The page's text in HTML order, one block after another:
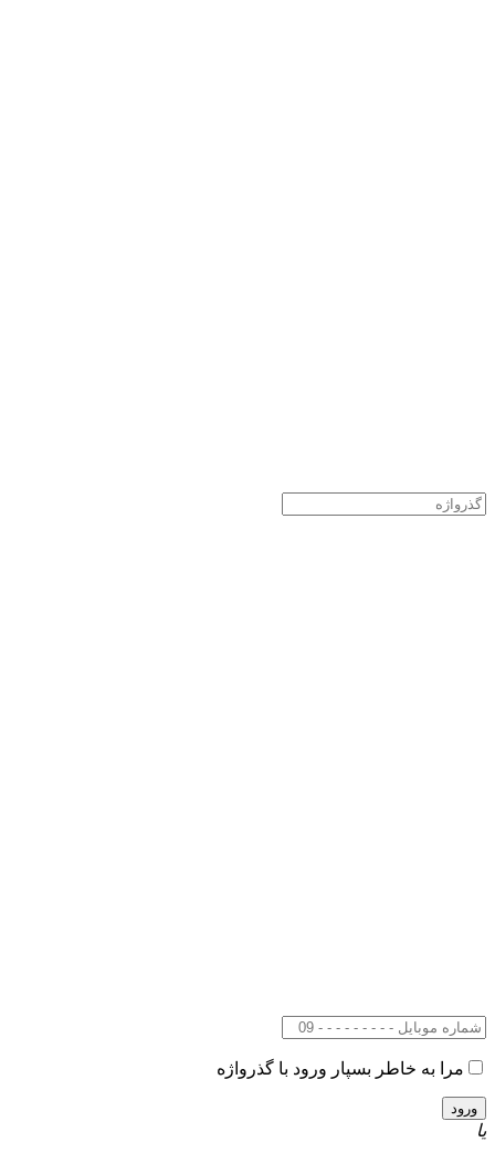
مرا به خاطر بسپار ورود با گذرواژه
یا